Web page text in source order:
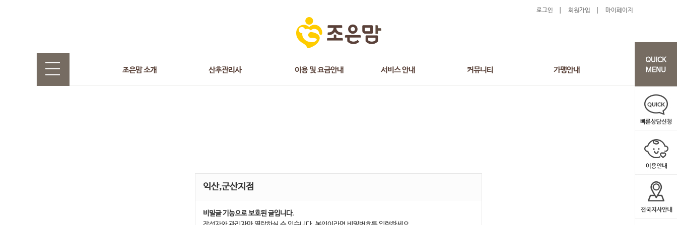
로그인 회원가입 마이페이지
조은맘 소개 산후관리사 이용 및 요금안내 서비스 안내 커뮤니티 가맹안내
익산,군산지점
비밀글 기능으로 보호된 글입니다.